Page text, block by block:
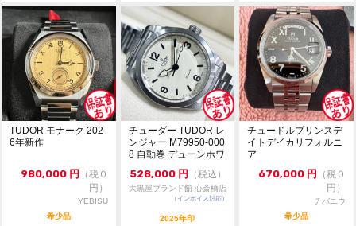
TUDOR モナーク 202
6年新作
980,000 円
（税０
円）
YEBISU
希少品
チューダー TUDOR レ
ンジャー M79950-000
8 自動巻 デューンホワ
528,000 円 （税込）
大黒屋ブランド館 心斎橋店
（インボイス対応）
2025年印
チュードルプリンスデ
イトデイカリフォルニ
ア
670,000 円
（税０
円）
チバユウ
希少品